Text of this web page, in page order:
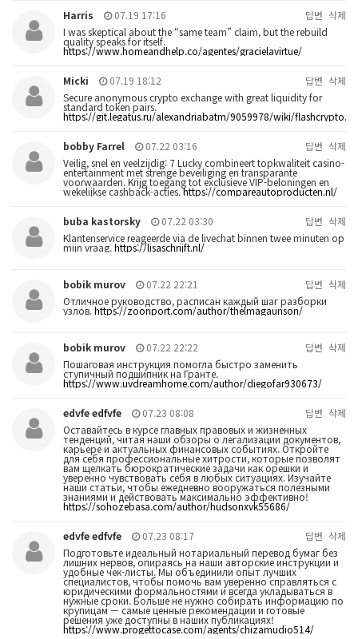
Harris 07.19 17:16 답변 삭제
I was skeptical about the “same team” claim, but the rebuild
quality speaks for itself.
https://www.homeandhelp.co/agentes/gracielavirtue/
Micki 07.19 18:12 답변 삭제
Secure anonymous crypto exchange with great liquidity for
standard token pairs.
https://git.legatus.ru/alexandriabatm/9059978/wiki/
bobby Farrel 07.22 03:16 답변 삭제
Veilig, snel en veelzijdig: 7 Lucky combineert topkwaliteit casino-
entertainment met strenge beveiliging en transparante
voorwaarden. Krijg toegang tot exclusieve VIP-beloningen en
wekelijkse cashback-acties.https://compareautoproducten.nl/
buba kastorsky 07.22 03:30 답변 삭제
Klantenservice reageerde via de livechat binnen twee minuten op
mijn vraag.https://lisaschrijft.nl/
bobik murov 07.22 22:21 답변 삭제
Отличное руководство, расписан каждый шаг разборки
узлов.https://zoonport.com/author/thelmagaunson/
bobik murov 07.22 22:22 답변 삭제
Пошаговая инструкция помогла быстро заменить
ступичный подшипник на Гранте.
https://www.uvdreamhome.com/author/diegofar930673/
edvfe edfvfe 07.23 08:08 답변 삭제
Оставайтесь в курсе главных правовых и жизненных
тенденций, читая наши обзоры о легализации документов,
карьере и актуальных финансовых событиях. Откройте
для себя профессиональные хитрости, которые позволят
вам щелкать бюрократические задачи как орешки и
уверенно чувствовать себя в любых ситуациях. Изучайте
наши статьи, чтобы ежедневно вооружаться полезными
знаниями и действовать максимально эффективно!
https://sohozebasa.com/author/hudsonxvk55686/
edvfe edfvfe 07.23 08:17 답변 삭제
Подготовьте идеальный нотариальный перевод бумаг без
лишних нервов, опираясь на наши авторские инструкции и
удобные чек-листы. Мы объединили опыт лучших
специалистов, чтобы помочь вам уверенно справляться с
юридическими формальностями и всегда укладываться в
нужные сроки. Больше не нужно собирать информацию по
крупицам — самые ценные рекомендации и готовые
решения уже доступны в наших публикациях!
https://www.progettocase.com/agents/chizamudio514/